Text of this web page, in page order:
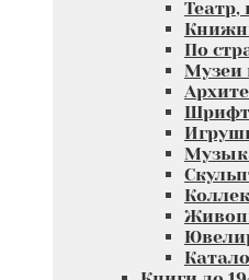
Театр,
По
Музеи